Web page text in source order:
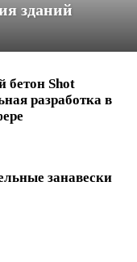
зданий
бетон Shot
разработка в
занавески